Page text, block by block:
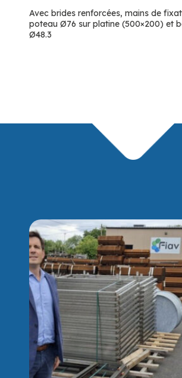
Avec brides renforcées, mains de
poteau Ø76 sur platine (500×200) et
Ø48.3